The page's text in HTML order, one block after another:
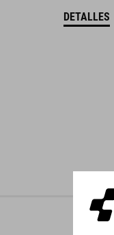
DETALLES